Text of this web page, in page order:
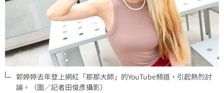
郭婷婷去年登上網紅「那那大師」的YouTube頻道，引起熱烈討
論。（圖／記者田俊彥攝影）